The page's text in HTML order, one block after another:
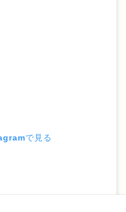
で見る